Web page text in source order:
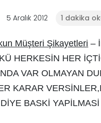
5 Aralık 2012 1 dakika
Müşteri Şikayetleri –
HERKESİN HER
VAR OLMAYAN
KARAR
BASKİ